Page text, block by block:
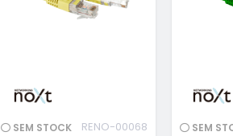
SEM STOCK RENO-00068 SEM